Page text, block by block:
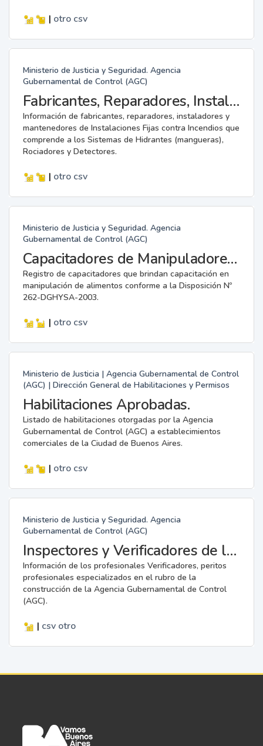
| otro csv
Ministerio de Justicia y Seguridad. Agencia
Gubernamental de Control (AGC)
Fabricantes, Reparadores, Instaladores y Mantenedores de Instalaciones Fijas contra Incendios.
Información de fabricantes, reparadores, instaladores y
mantenedores de Instalaciones Fijas contra Incendios que
comprende a los Sistemas de Hidrantes (mangueras),
Rociadores y Detectores.
| otro csv
Ministerio de Justicia y Seguridad. Agencia
Gubernamental de Control (AGC)
Capacitadores de Manipuladores de Alimentos.
Registro de capacitadores que brindan capacitación en
manipulación de alimentos conforme a la Disposición Nº
262-DGHYSA-2003.
| otro csv
Ministerio de Justicia | Agencia Gubernamental de Control
(AGC) | Dirección General de Habilitaciones y Permisos
Habilitaciones Aprobadas.
Listado de habilitaciones otorgadas por la Agencia
Gubernamental de Control (AGC) a establecimientos
comerciales de la Ciudad de Buenos Aires.
| otro csv
Ministerio de Justicia y Seguridad. Agencia
Gubernamental de Control (AGC)
Inspectores y Verificadores de la AGC
Información de los profesionales Verificadores, peritos
profesionales especializados en el rubro de la
construcción de la Agencia Gubernamental de Control
(AGC).
| csv otro